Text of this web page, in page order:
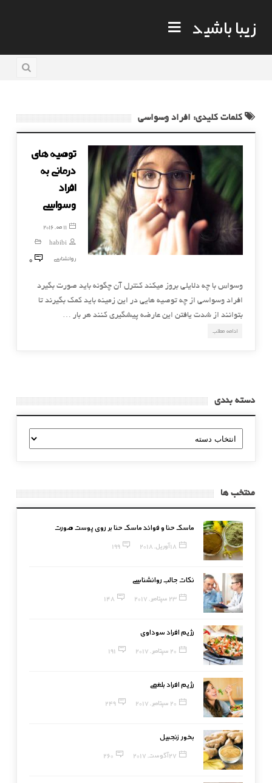
زیبا باشید
کلمات کلیدی: افراد وسواسی
توصیه های
درمانی به
افراد
وسواسی
11 مه, 2016
habibi
روانشناسی
0
وسواس با چه دلایلی بروز میکند کنترل آن چگونه باید صورت بگیرد
افراد وسواسی از چه توصیه هایی در این زمینه باید کمک بگیرند تا
بتوانند از شدت یافتن این عارضه پیشگیری کنند هر بار …
ادامه مطلب
دسته بندی
دسته
بندی
منتخب ها
ماسک حنا و فوائد ماسک حنا بر روی پوست صورت
18 آوریل, 2018 199
نکات جالب روانشناسی
23 سپتامبر, 2017 148
رژیم افراد سوداوی
20 سپتامبر, 2017 191
رژیم افراد بلغمی
20 سپتامبر, 2017 249
بخور زنجبیل
27 آگوست, 2017 260